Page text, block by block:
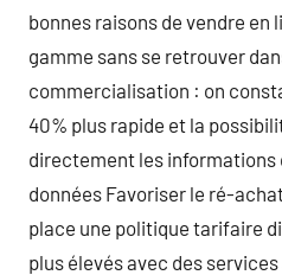
bonnes raisons de vendre en
gamme sans se retrouver
commercialisation : on
40% plus rapide et la
directement les informations
données Favoriser le ré-
place une politique tarifaire
plus élevés avec des